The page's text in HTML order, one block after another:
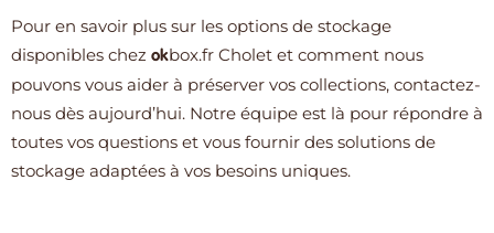
Pour en savoir plus sur les options de stockage
disponibles chez okbox.fr Cholet et comment nous
pouvons vous aider à préserver vos collections, contactez-
nous dès aujourd’hui. Notre équipe est là pour répondre à
toutes vos questions et vous fournir des solutions de
stockage adaptées à vos besoins uniques.